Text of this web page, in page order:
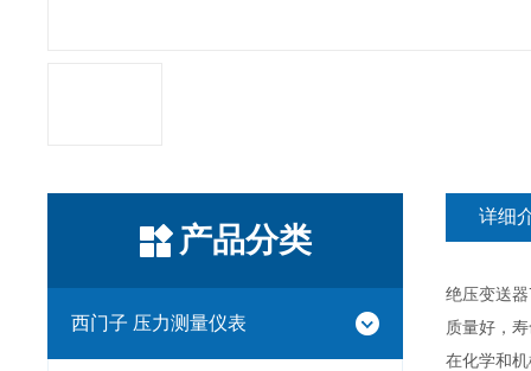
产品分类
西门子 压力测量仪表
详细
绝压变送
质量好，
在化学和